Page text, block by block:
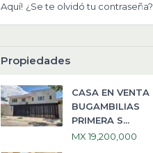
Aquí! ¿Se te olvidó tu contraseña?
Propiedades
CASA EN VENTA
BUGAMBILIAS
PRIMERA S...
MX 19,200,000